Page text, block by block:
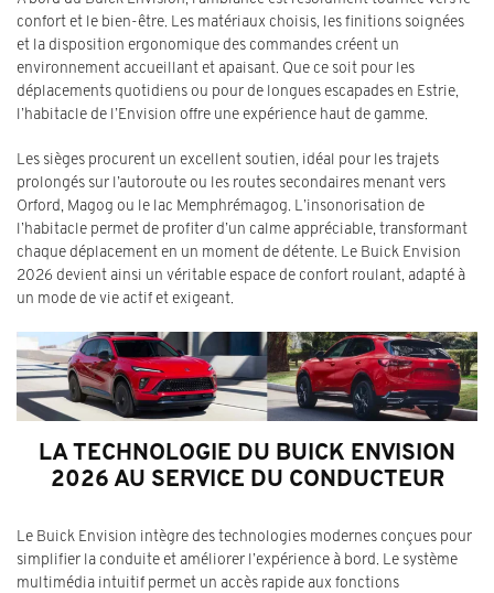
confort et le bien-être. Les matériaux choisis, les finitions soignées
et la disposition ergonomique des commandes créent un
environnement accueillant et apaisant. Que ce soit pour les
déplacements quotidiens ou pour de longues escapades en Estrie,
l’habitacle de l’Envision offre une expérience haut de gamme.
Les sièges procurent un excellent soutien, idéal pour les trajets
prolongés sur l’autoroute ou les routes secondaires menant vers
Orford, Magog ou le lac Memphrémagog. L’insonorisation de
l’habitacle permet de profiter d’un calme appréciable, transformant
chaque déplacement en un moment de détente. Le Buick Envision
2026 devient ainsi un véritable espace de confort roulant, adapté à
un mode de vie actif et exigeant.
LA TECHNOLOGIE DU BUICK ENVISION
2026 AU SERVICE DU CONDUCTEUR
Le Buick Envision intègre des technologies modernes conçues pour
simplifier la conduite et améliorer l’expérience à bord. Le système
multimédia intuitif permet un accès rapide aux fonctions